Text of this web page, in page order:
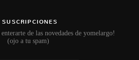
SUSCRIPCIONES
de las novedades de yomelargo!
(ojo a tu spam)